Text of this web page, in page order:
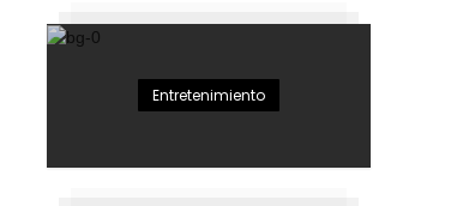
Entretenimiento